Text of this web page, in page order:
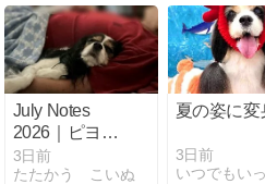
July Notes
2026｜ピヨ12
歳
3日前
たたかう こいぬ
夏の姿に変
3日前
いつでもい